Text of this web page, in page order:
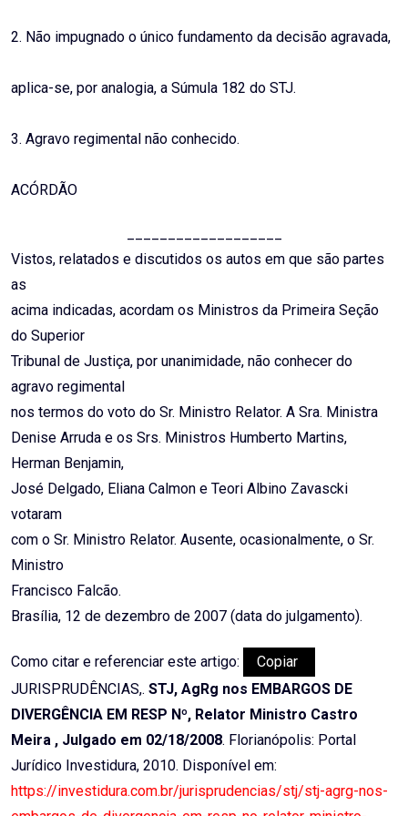
2. Não impugnado o único fundamento da decisão agravada,
aplica-se, por analogia, a Súmula 182 do STJ.
3. Agravo regimental não conhecido.
ACÓRDÃO
Vistos, relatados e discutidos os autos em que são partes
as
acima indicadas, acordam os Ministros da Primeira Seção
do Superior
Tribunal de Justiça, por unanimidade, não conhecer do
agravo regimental
nos termos do voto do Sr. Ministro Relator. A Sra. Ministra
Denise Arruda e os Srs. Ministros Humberto Martins,
Herman Benjamin,
José Delgado, Eliana Calmon e Teori Albino Zavascki
votaram
com o Sr. Ministro Relator. Ausente, ocasionalmente, o Sr.
Ministro
Francisco Falcão.
Brasília, 12 de dezembro de 2007 (data do julgamento).
Como citar e referenciar este artigo:
Copiar
JURISPRUDÊNCIAS,. STJ, AgRg nos EMBARGOS DE
DIVERGÊNCIA EM RESP Nº, Relator Ministro Castro
Meira , Julgado em 02/18/2008. Florianópolis: Portal
Jurídico Investidura, 2010. Disponível em:
https://investidura.com.br/jurisprudencias/stj/stj-agrg-nos-